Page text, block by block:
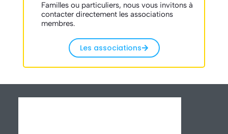
Familles ou particuliers, nous vous invitons à
contacter directement les associations
membres.
Les associations